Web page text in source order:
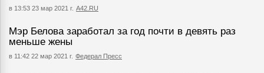
в 13:53 23 мар 2021 г. А42.RU
Мэр Белова заработал за год почти в девять раз
меньше жены
в 11:42 22 мар 2021 г. Федерал Пресс